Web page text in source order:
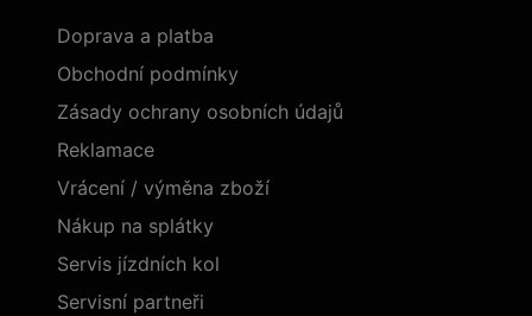
Doprava a platba
Obchodní podmínky
Zásady ochrany osobních údajů
Reklamace
Vrácení / výměna zboží
Nákup na splátky
Servis jízdních kol
Servisní partneři